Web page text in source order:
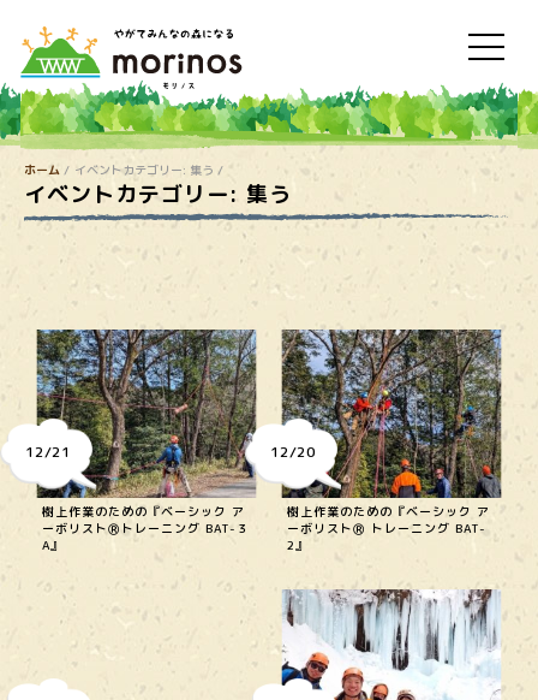
ホーム イベントカテゴリー: 集う
イベントカテゴリー: 集う
12/21
樹上作業のための『ベーシック ア
ーボリストⓇトレーニング BAT-３
A』
12/20
樹上作業のための『ベーシック ア
ーボリストⓇ トレーニング BAT-
2』